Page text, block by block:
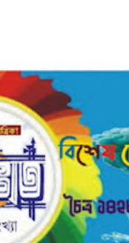
এবং ফোন ও whatsapp
লিখবেন 'মুদ্রিত নবপ্রভাত
নজর দেবেন। ৩) য...